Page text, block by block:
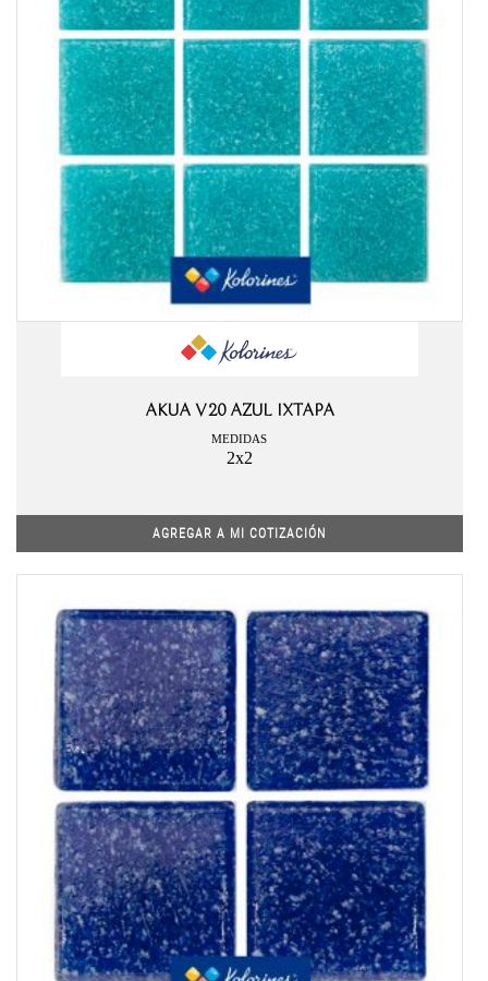
AKUA V20 AZUL IXTAPA
MEDIDAS
2x2
AGREGAR A MI COTIZACIÓN